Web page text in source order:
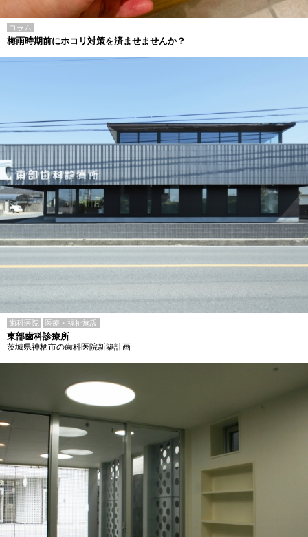
コラム
梅雨時期前にホコリ対策を済ませませんか？
歯科医院 医療・福祉施設
東部歯科診療所
茨城県神栖市の歯科医院新築計画